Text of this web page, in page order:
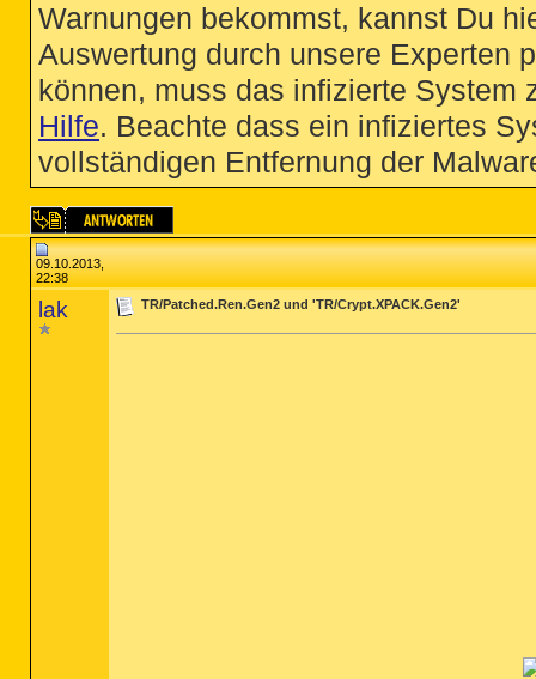
Warnungen bekommst, kannst Du
Auswertung durch unsere Experten
können, muss das infizierte System
Hilfe. Beachte dass ein infiziertes
vollständigen Entfernung der
09.10.2013,
22:38
lak TR/Patched.Ren.Gen2 und 'TR/Crypt.XPACK.Gen2'